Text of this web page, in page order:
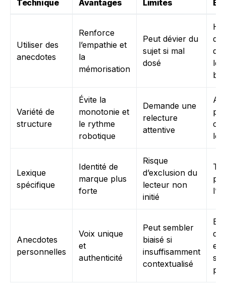
Technique Avantages Limites
Utiliser des
anecdotes
Renforce
l’empathie et
la
mémorisation
Peut dévier du
sujet si mal
dosé
les
Variété de
structure
Évite la
monotonie et
le rythme
robotique
Demande une
relecture
attentive
Lexique
spécifique
Identité de
marque plus
forte
Risque
d’exclusion du
lecteur non
initié
Anecdotes
personnelles
Voix unique
et
authenticité
Peut sembler
biaisé si
insuffisamment
contextualisé